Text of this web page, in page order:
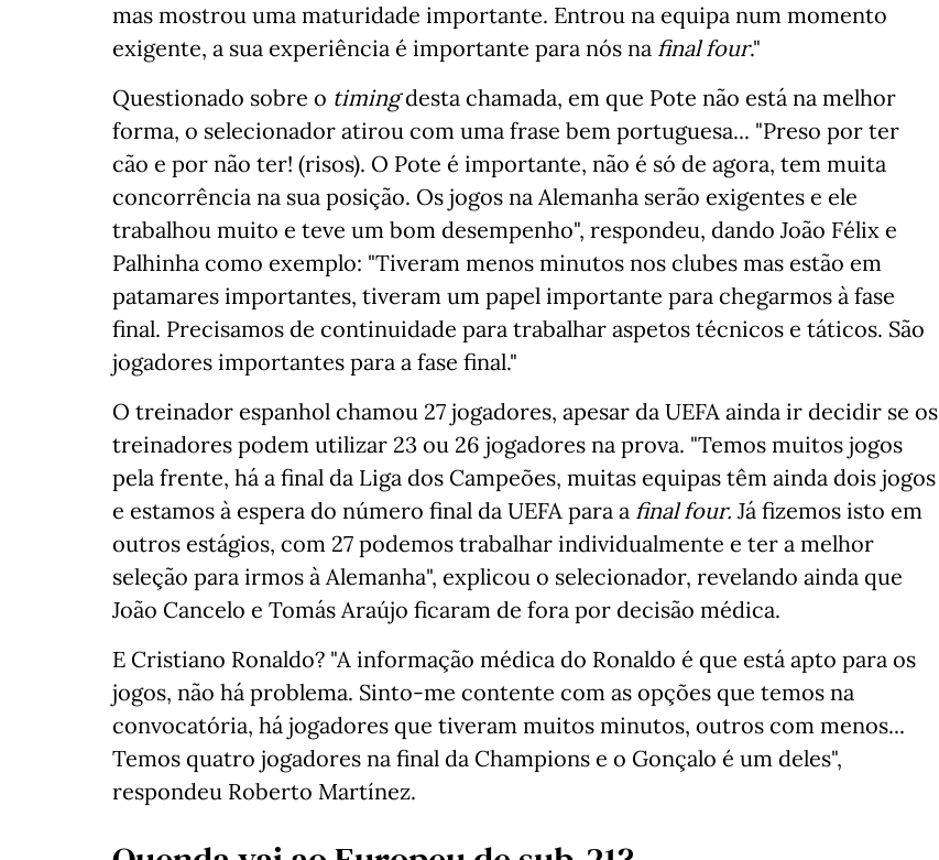
mas mostrou uma maturidade importante. Entrou na equipa num momento
exigente, a sua experiência é importante para nós na final four."
Questionado sobre o timingdesta chamada, em que Pote não está na melhor
forma, o selecionador atirou com uma frase bem portuguesa... "Preso por ter
cão e por não ter! (risos). O Pote é importante, não é só de agora, tem muita
concorrência na sua posição. Os jogos na Alemanha serão exigentes e ele
trabalhou muito e teve um bom desempenho", respondeu, dando João Félix e
Palhinha como exemplo: "Tiveram menos minutos nos clubes mas estão em
patamares importantes, tiveram um papel importante para chegarmos à fase
final. Precisamos de continuidade para trabalhar aspetos técnicos e táticos. São
jogadores importantes para a fase final."
O treinador espanhol chamou 27 jogadores, apesar da UEFA ainda ir decidir se os
treinadores podem utilizar 23 ou 26 jogadores na prova. "Temos muitos jogos
pela frente, há a final da Liga dos Campeões, muitas equipas têm ainda dois jogos
e estamos à espera do número final da UEFA para a final four. Já fizemos isto em
outros estágios, com 27 podemos trabalhar individualmente e ter a melhor
seleção para irmos à Alemanha", explicou o selecionador, revelando ainda que
João Cancelo e Tomás Araújo ficaram de fora por decisão médica.
E Cristiano Ronaldo? "A informação médica do Ronaldo é que está apto para os
jogos, não há problema. Sinto-me contente com as opções que temos na
convocatória, há jogadores que tiveram muitos minutos, outros com menos...
Temos quatro jogadores na final da Champions e o Gonçalo é um deles",
respondeu Roberto Martínez.